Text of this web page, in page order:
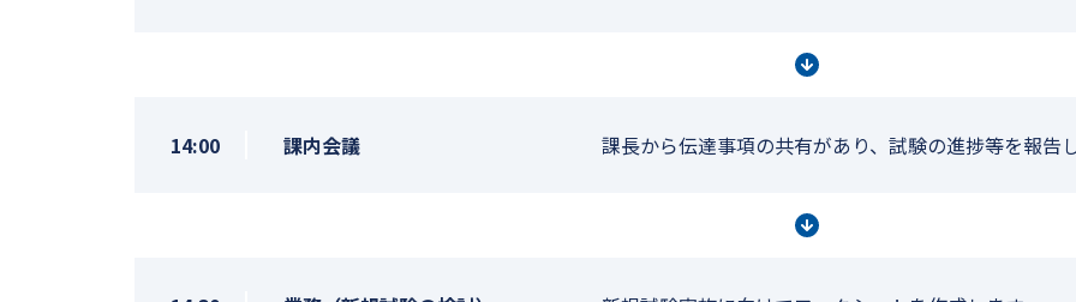
14:00 課内会議 課長から伝達事項の共有があり、試験の進捗等を報告